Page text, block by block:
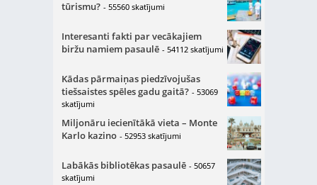
tūrismu? - 55560 skatījumi
Interesanti fakti par vecākajiem
biržu namiem pasaulē - 54112 skatījumi
Kādas pārmaiņas piedzīvojušas
tiešsaistes spēles gadu gaitā? - 53069
skatījumi
Miljonāru iecienītākā vieta – Monte
Karlo kazino - 52953 skatījumi
Labākās bibliotēkas pasaulē - 50657
skatījumi